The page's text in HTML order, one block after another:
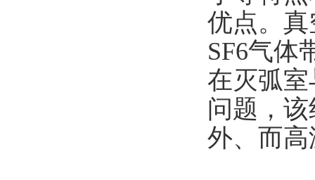
优点。
SF6气体
在灭弧
问题，
外、而